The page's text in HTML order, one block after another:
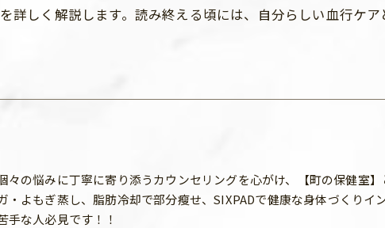
詳しく解説します。読み終える頃には、自分らしい血行ケ
々の悩みに丁寧に寄り添うカウンセリングを心がけ、【町の保健室
・よもぎ蒸し、脂肪冷却で部分瘦せ、SIXPADで健康な身体づくりイ
手な人必見です！！